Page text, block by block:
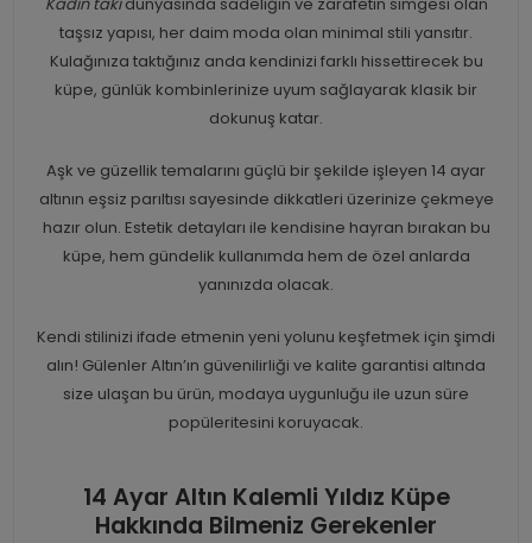
taşsız yapısı, her daim moda olan minimal stili yansıtır.
Kulağınıza taktığınız anda kendinizi farklı hissettirecek bu
küpe, günlük kombinlerinize uyum sağlayarak klasik bir
dokunuş katar.
Aşk ve güzellik temalarını güçlü bir şekilde işleyen 14 ayar
altının eşsiz parıltısı sayesinde dikkatleri üzerinize çekmeye
hazır olun. Estetik detayları ile kendisine hayran bırakan bu
küpe, hem gündelik kullanımda hem de özel anlarda
yanınızda olacak.
Kendi stilinizi ifade etmenin yeni yolunu keşfetmek için şimdi
alın! Gülenler Altın’ın güvenilirliği ve kalite garantisi altında
size ulaşan bu ürün, modaya uygunluğu ile uzun süre
popüleritesini koruyacak.
14 Ayar Altın Kalemli Yıldız Küpe
Hakkında Bilmeniz Gerekenler